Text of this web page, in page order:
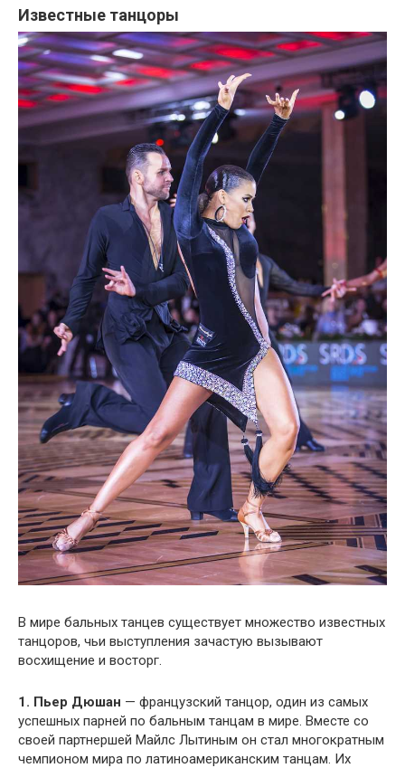
Известные танцоры
В мире бальных танцев существует множество известных
танцоров, чьи выступления зачастую вызывают
восхищение и восторг.
1. Пьер Дюшан — французский танцор, один из самых
успешных парней по бальным танцам в мире. Вместе со
своей партнершей Майлс Лытиным он стал многократным
чемпионом мира по латиноамериканским танцам. Их